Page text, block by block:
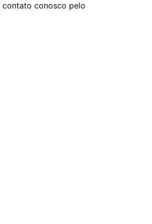
contato conosco pelo